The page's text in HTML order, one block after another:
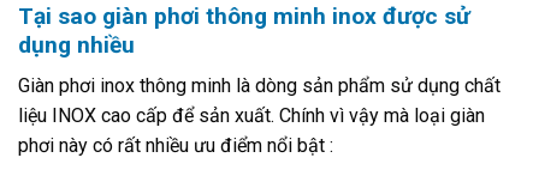
Tại sao giàn phơi thông minh inox được sử
dụng nhiều
Giàn phơi inox thông minh là dòng sản phẩm sử dụng chất
liệu INOX cao cấp để sản xuất. Chính vì vậy mà loại giàn
phơi này có rất nhiều ưu điểm nổi bật :